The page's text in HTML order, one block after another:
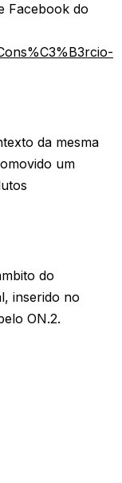
Facebook do
da mesma
um
do
inserido no
ON.2.